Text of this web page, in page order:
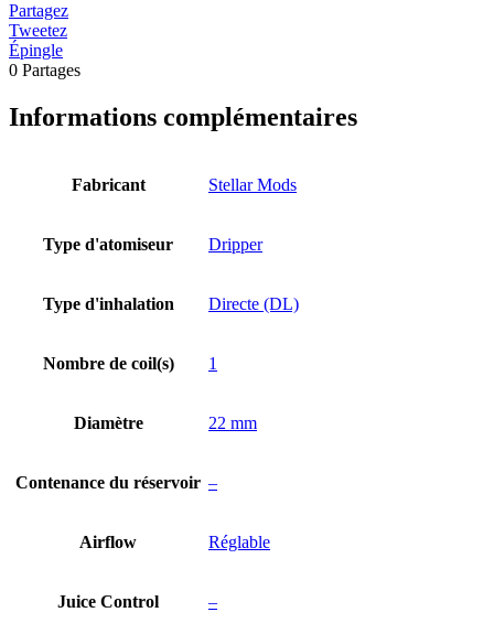
Partagez
Tweetez
Épingle
0 Partages
Informations complémentaires
Fabricant Stellar Mods
Type d'atomiseur Dripper
Type d'inhalation Directe (DL)
Nombre de coil(s) 1
Diamètre 22 mm
Contenance du réservoir –
Airflow Réglable
Juice Control –